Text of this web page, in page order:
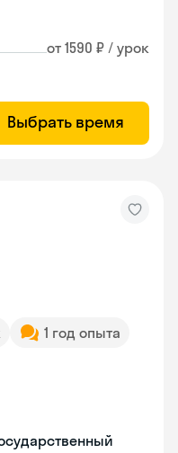
от 1590 ₽ / урок
Выбрать время
1 год опыта